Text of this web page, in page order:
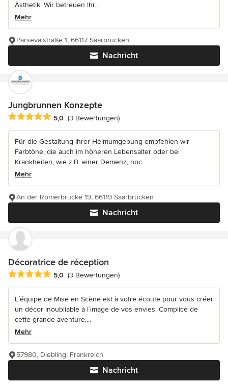
Ästhetik. Wir betreuen Ihr...
Mehr
Nachricht
Parsevalstraße 1, 66117 Saarbrücken
Jungbrunnen Konzepte
Durchschnittliche Bewertung: 5 von 5 Sternen
5,0 (3 Bewertungen)
Für die Gestaltung Ihrer Heimumgebung empfehlen wir
Farbtöne, die auch im höheren Lebensalter oder bei
Krankheiten, wie z.B. einer Demenz, noc...
Mehr
Nachricht
An der Römerbrücke 19, 66119 Saarbrücken
Décoratrice de réception
Durchschnittliche Bewertung: 5 von 5 Sternen
5,0 (3 Bewertungen)
L´équipe de Mise en Scène est à votre écoute pour vous créer
un décor inoubliable à l´image de vos envies. Complice de
cette grande aventure,...
Mehr
Nachricht
57980, Diebling, Frankreich